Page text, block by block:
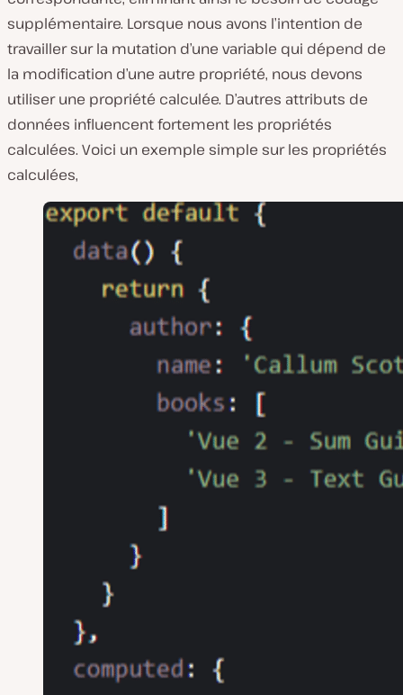
supplémentaire. Lorsque nous avons l’intention de
travailler sur la mutation d’une variable qui dépend de
la modification d’une autre propriété, nous devons
utiliser une propriété calculée. D’autres attributs de
données influencent fortement les propriétés
calculées. Voici un exemple simple sur les propriétés
calculées,